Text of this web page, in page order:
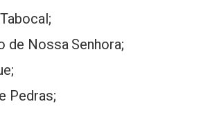
de Nossa Senhora;
Pedras;